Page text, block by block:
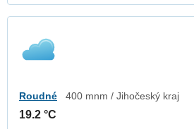
Roudné 400 mnm / Jihočeský kraj
19.2 °C